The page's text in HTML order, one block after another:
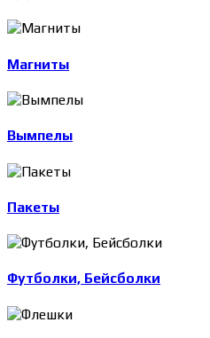
Магниты
Вымпелы
Пакеты
Футболки, Бейсболки